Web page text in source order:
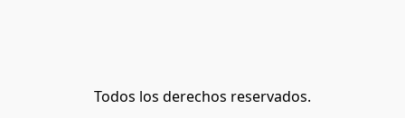
Todos los derechos reservados.